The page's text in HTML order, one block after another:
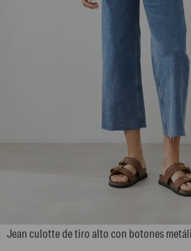
Jean culotte de tiro alto con botones